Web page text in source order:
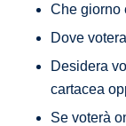
Che giorno
Dove
Desidera
cartacea
Se voterà